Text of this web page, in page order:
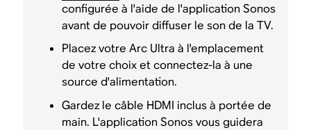
configurée à l'aide de l'application Sonos
avant de pouvoir diffuser le son de la TV.
Placez votre Arc Ultra à l'emplacement
de votre choix et connectez-la à une
source d'alimentation.
Gardez le câble HDMI inclus à portée de
main. L'application Sonos vous guidera